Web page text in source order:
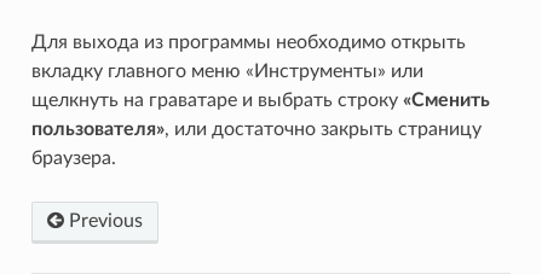
Для выхода из программы необходимо открыть
вкладку главного меню «Инструменты» или
щелкнуть на граватаре и выбрать строку «Сменить
пользователя», или достаточно закрыть страницу
браузера.
Previous